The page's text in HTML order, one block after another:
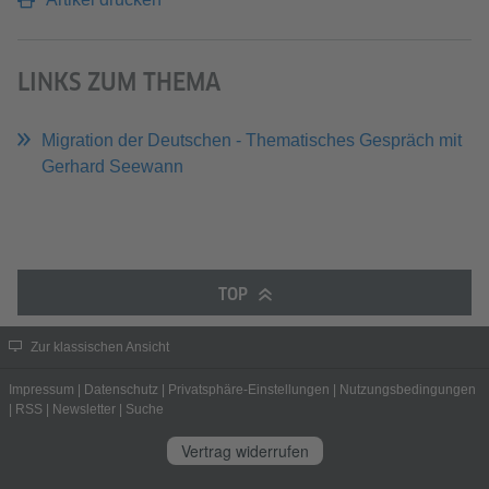
LINKS ZUM THEMA
Migration der Deutschen - Thematisches Gespräch mit
Gerhard Seewann
TOP
Zur klassischen Ansicht
Impressum Datenschutz Privatsphäre-Einstellungen
Nutzungsbedingungen
RSS Newsletter Suche
Vertrag widerrufen